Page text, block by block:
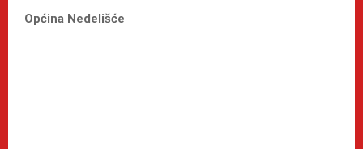
Općina Nedelišće